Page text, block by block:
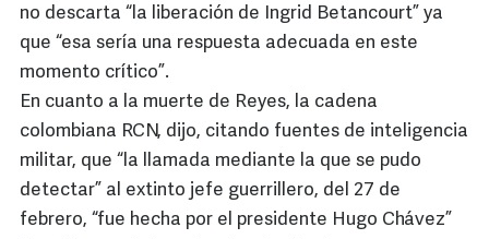
no descarta “la liberación de Ingrid Betancourt” ya
que “esa sería una respuesta adecuada en este
momento crítico”.
En cuanto a la muerte de Reyes, la cadena
colombiana RCN, dijo, citando fuentes de inteligencia
militar, que “la llamada mediante la que se pudo
detectar” al extinto jefe guerrillero, del 27 de
febrero, “fue hecha por el presidente Hugo Chávez”